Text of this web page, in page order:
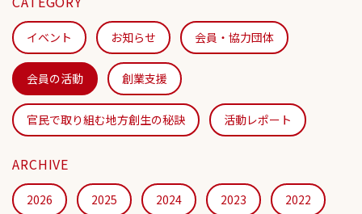
イベント お知らせ 会員・協力団体
会員の活動 創業支援
官⺠で取り組む地方創生の秘訣 活動レポート
ARCHIVE
2026 2025 2024 2023 2022